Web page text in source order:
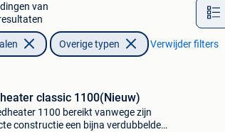
van
Overige typen Verwijder filters
classic 1100(Nieuw)
1100 bereikt vanwege zijn
constructie een bijna verdubbelde